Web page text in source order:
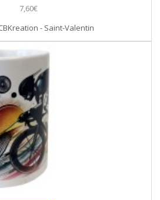
7,60€
- Saint-Valentin